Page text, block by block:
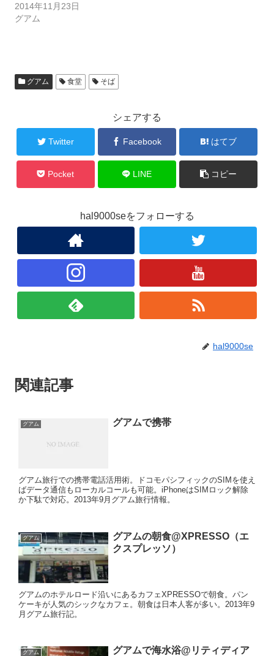
2014年11月23日
グアム
グアム 食堂 そば
シェアする
Twitter Facebook はてブ
Pocket LINE コピー
hal9000seをフォローする
hal9000se
関連記事
グアム グアムで携帯
グアム旅行での携帯電話活用術。ドコモパシフィックのSIMを使え
ばデータ通信もローカルコールも可能。iPhoneはSIMロック解除
か下駄で対応。2013年9月グアム旅行情報。
グアム
グアムの朝食@XPRESSO（エ
クスプレッソ）
グアムのホテルロード沿いにあるカフェXPRESSOで朝食。パン
ケーキが人気のシックなカフェ。朝食は日本人客が多い。2013年9
月グアム旅行記。
グアム
グアムで海水浴@リティディア